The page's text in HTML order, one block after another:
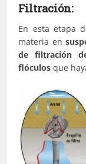
Filtración:
En esta etapa
materia en
de filtración
flóculos que